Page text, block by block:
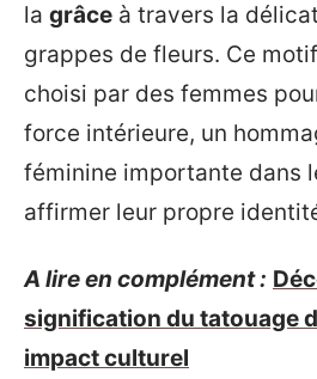
la grâce à travers la
grappes de fleurs. Ce
choisi par des femmes
force intérieure, un
féminine importante dans
affirmer leur propre
A lire en complément :
signification du tatouage
impact culturel